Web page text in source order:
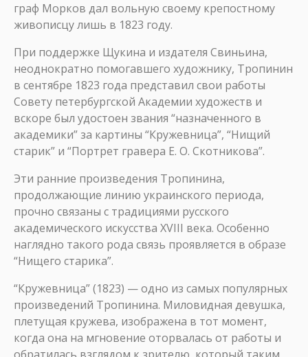
граф Морков дал вольную своему крепостному
живописцу лишь в 1823 году.
При поддержке Щукина и издателя Свиньина,
неоднократно помогавшего художнику, Тропинин
в сентябре 1823 года представил свои работы
Совету петербургской Академии художеств и
вскоре был удостоен звания “назначенного в
академики” за картины “Кружевница”, “Нищий
старик” и “Портрет гравера Е. О. Скотникова”.
Эти ранние произведения Тропинина,
продолжающие линию украинского периода,
прочно связаны с традициями русского
академического искусства XVIII века. Особенно
наглядно такого рода связь проявляется в образе
“Нищего старика”.
“Кружевница” (1823) — одно из самых популярных
произведений Тропинина. Миловидная девушка,
плетущая кружева, изображена в тот момент,
когда она на мгновение оторвалась от работы и